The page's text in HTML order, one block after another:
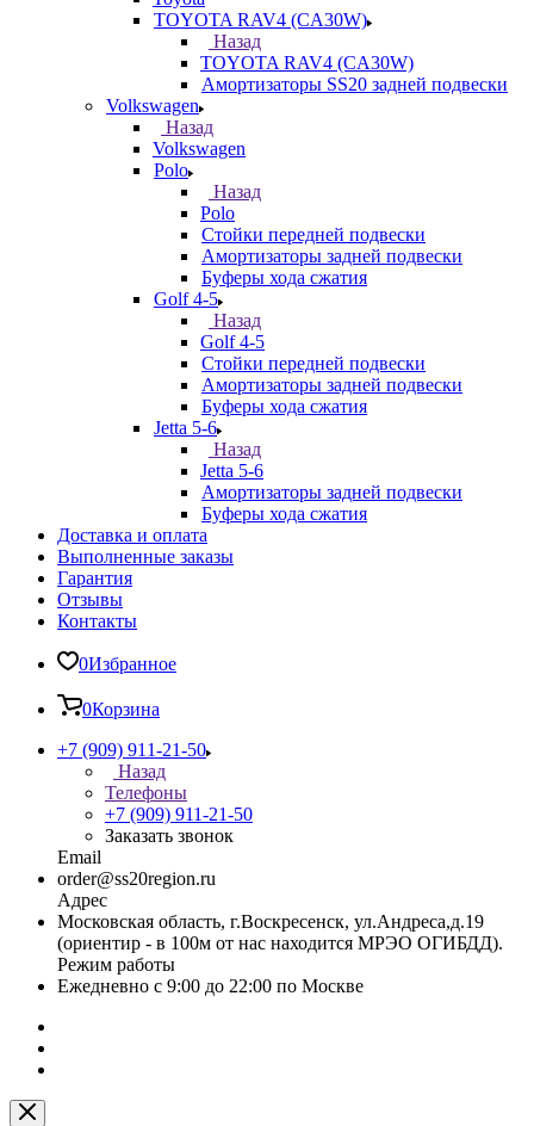
TOYOTA RAV4 (CA30W)
Назад
TOYOTA RAV4 (CA30W)
Амортизаторы SS20 задней подвески
Volkswagen
Назад
Volkswagen
Polo
Назад
Polo
Стойки передней подвески
Амортизаторы задней подвески
Буферы хода сжатия
Golf 4-5
Назад
Golf 4-5
Стойки передней подвески
Амортизаторы задней подвески
Буферы хода сжатия
Jetta 5-6
Назад
Jetta 5-6
Амортизаторы задней подвески
Буферы хода сжатия
Доставка и оплата
Выполненные заказы
Гарантия
Отзывы
Контакты
0Избранное
0Корзина
+7 (909) 911-21-50
Назад
Телефоны
+7 (909) 911-21-50
Заказать звонок
Email
order@ss20region.ru
Адрес
Московская область, г.Воскресенск, ул.Андреса,д.19
(ориентир - в 100м от нас находится МРЭО ОГИБДД).
Режим работы
Ежедневно с 9:00 до 22:00 по Москве